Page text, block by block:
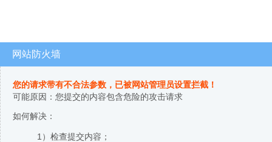
网站防火墙
您的请求带有不合法参数，已被网站管理员设置拦截！
可能原因：您提交的内容包含危险的攻击请求
如何解决：
1）检查提交内容；